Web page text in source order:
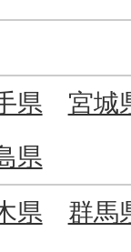
県
宮城
県
県 群馬